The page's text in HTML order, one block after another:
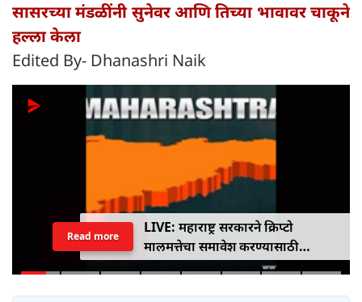
सासरच्या मंडळींनी सुनेवर आणि तिच्या भावावर चाकूने
हल्ला केला
Edited By- Dhanashri Naik
LIVE: महाराष्ट्र सरकारने क्रिप्टो
मालमत्तेचा समावेश करण्यासाठी
एमपीआयडी कायद्यात दुरुस्ती केली
Read more